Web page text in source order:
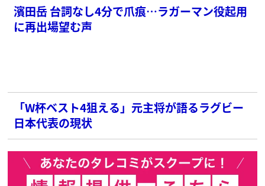
濱田岳 台詞なし4分で爪痕…ラガーマン役起用
に再出場望む声
「W杯ベスト4狙える」元主将が語るラグビー
日本代表の現状